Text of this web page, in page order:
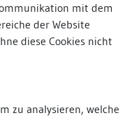
mit dem
der Website
diese Cookies nicht
zu analysieren, welche